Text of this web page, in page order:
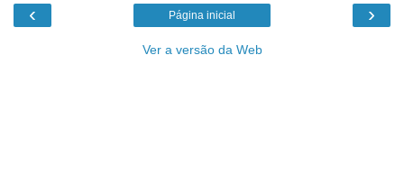
‹ ›
Página inicial
Ver a versão da Web